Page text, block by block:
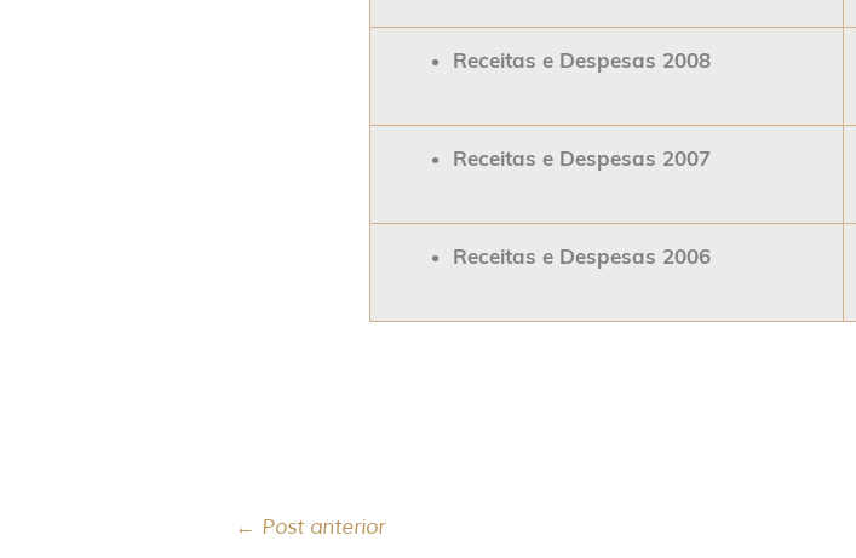
Receitas e Despesas 2008
Receitas e Despesas 2007
Receitas e Despesas 2006
← Post anterior